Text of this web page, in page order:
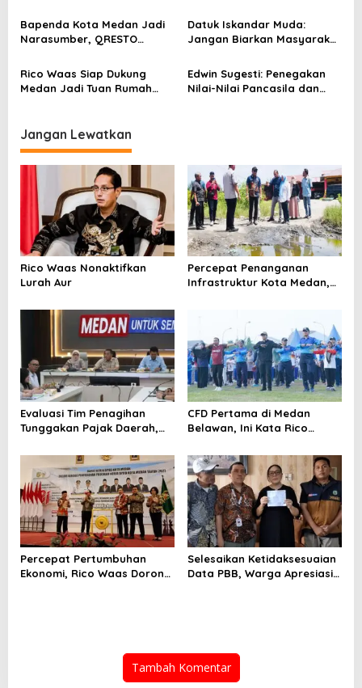
s
Global dan Tarik Investasi
Bapenda Kota Medan Jadi
Narasumber, QRESTO
Practice pada Capacity
Building TP2DD Regional
Datuk Iskandar Muda:
Jangan Biarkan Masyarakat
Kisruh Distribusi BBM
Rico Waas Siap Dukung
Medan Jadi Tuan Rumah
Edwin Sugesti: Penegakan
Nilai-Nilai Pancasila dan
Jangan Lewatkan
Rico Waas Nonaktifkan
Lurah Aur
Percepat Penanganan
Infrastruktur Kota Medan,
Evaluasi Tim Penagihan
Tunggakan Pajak Daerah,
Tagih Rp 1,4 M pada Juli
2026
CFD Pertama di Medan
Belawan, Ini Kata Rico
Percepat Pertumbuhan
Ekonomi, Rico Waas Dorong
Selesaikan Ketidaksesuaian
Data PBB, Warga Apresiasi
Tambah Komentar